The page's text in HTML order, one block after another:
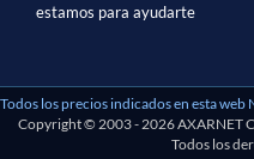
estamos para ayudarte
Todos los precios indicados en esta web
Copyright © 2003 - 2026 AXARNET
Todos los